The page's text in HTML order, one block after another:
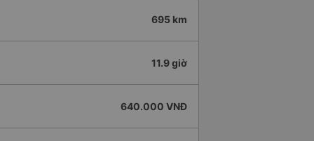
695 km
11.9 giờ
640.000 VNĐ